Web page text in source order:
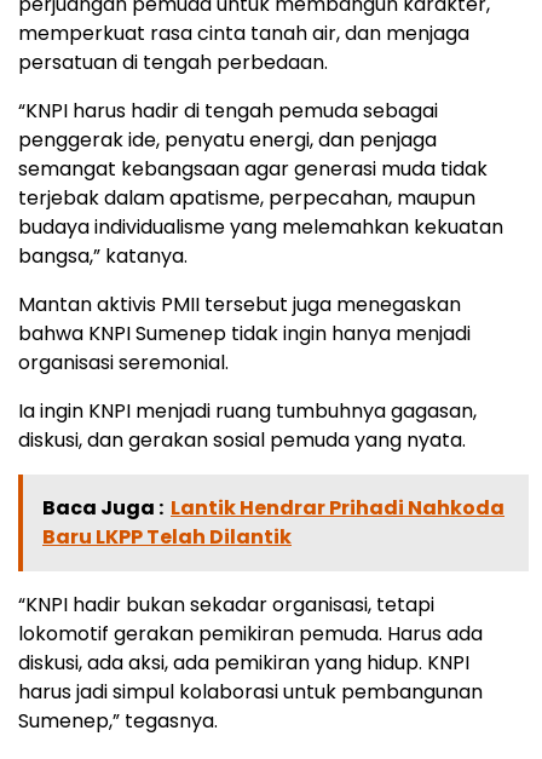
memperkuat rasa cinta tanah air, dan menjaga
persatuan di tengah perbedaan.
“KNPI harus hadir di tengah pemuda sebagai
penggerak ide, penyatu energi, dan penjaga
semangat kebangsaan agar generasi muda tidak
terjebak dalam apatisme, perpecahan, maupun
budaya individualisme yang melemahkan kekuatan
bangsa,” katanya.
Mantan aktivis PMII tersebut juga menegaskan
bahwa KNPI Sumenep tidak ingin hanya menjadi
organisasi seremonial.
Ia ingin KNPI menjadi ruang tumbuhnya gagasan,
diskusi, dan gerakan sosial pemuda yang nyata.
Baca Juga : Lantik Hendrar Prihadi Nahkoda
Baru LKPP Telah Dilantik
“KNPI hadir bukan sekadar organisasi, tetapi
lokomotif gerakan pemikiran pemuda. Harus ada
diskusi, ada aksi, ada pemikiran yang hidup. KNPI
harus jadi simpul kolaborasi untuk pembangunan
Sumenep,” tegasnya.